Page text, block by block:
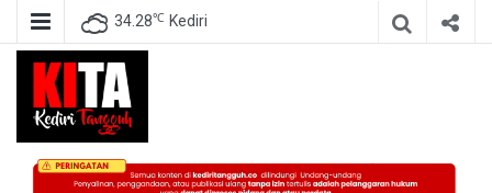
34.28℃ Kediri
Kediri Tangguh
Berita Akurat Terpercaya